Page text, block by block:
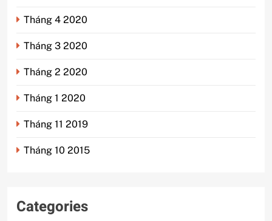
Tháng 4 2020
Tháng 3 2020
Tháng 2 2020
Tháng 1 2020
Tháng 11 2019
Tháng 10 2015
Categories